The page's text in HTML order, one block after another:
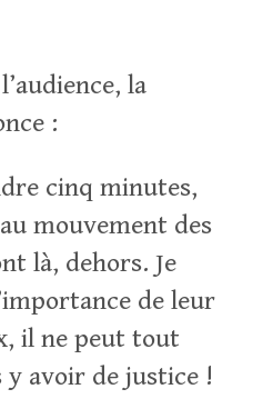
la
:
cinq minutes,
mouvement des
là, dehors. Je
de leur
il ne peut tout
y avoir de justice !